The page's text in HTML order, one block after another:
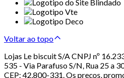
Voltar ao topo
Lojas Le biscuit S/A CNPJ nº
535 - Via Parafuso S/N, Rua 25 a
CEP: 42.800-331. Os preços,